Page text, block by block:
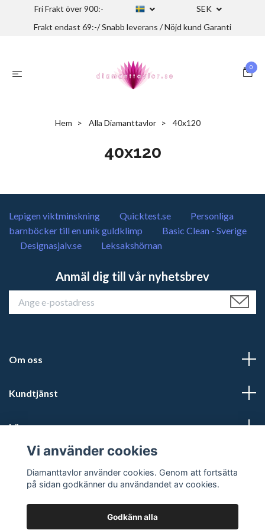
Fri Frakt över 900:-
SEK
Frakt endast 69:-/ Snabb leverans / Nöjd kund Garanti
0
Hem Alla Diamanttavlor 40x120
40x120
Lepigen viktminskning Quicktest.se
Personliga
barnböcker till en unik guldklimp
Basic Clean - Sverige
Designasjalv.se
Leksakshörnan
Anmäl dig till vår nyhetsbrev
Om oss
Kundtjänst
Läs mer
Vi använder cookies
Diamanttavlor använder cookies. Genom att fortsätta
på sidan godkänner du användandet av cookies.
Godkänn alla